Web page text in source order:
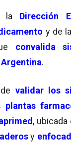
la Dirección
y de
convalida
Argentina.
de validar los
plantas
, ubicada
y